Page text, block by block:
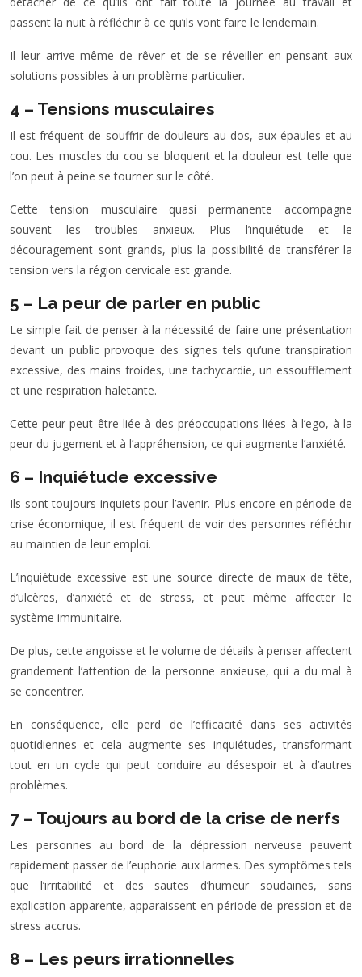
passent la nuit à réfléchir à ce qu’ils vont faire le lendemain.
Il leur arrive même de rêver et de se réveiller en pensant aux
solutions possibles à un problème particulier.
4 – Tensions musculaires
Il est fréquent de souffrir de douleurs au dos, aux épaules et au
cou. Les muscles du cou se bloquent et la douleur est telle que
l’on peut à peine se tourner sur le côté.
Cette tension musculaire quasi permanente accompagne
souvent les troubles anxieux. Plus l’inquiétude et le
découragement sont grands, plus la possibilité de transférer la
tension vers la région cervicale est grande.
5 – La peur de parler en public
Le simple fait de penser à la nécessité de faire une présentation
devant un public provoque des signes tels qu’une transpiration
excessive, des mains froides, une tachycardie, un essoufflement
et une respiration haletante.
Cette peur peut être liée à des préoccupations liées à l’ego, à la
peur du jugement et à l’appréhension, ce qui augmente l’anxiété.
6 – Inquiétude excessive
Ils sont toujours inquiets pour l’avenir. Plus encore en période de
crise économique, il est fréquent de voir des personnes réfléchir
au maintien de leur emploi.
L’inquiétude excessive est une source directe de maux de tête,
d’ulcères, d’anxiété et de stress, et peut même affecter le
système immunitaire.
De plus, cette angoisse et le volume de détails à penser affectent
grandement l’attention de la personne anxieuse, qui a du mal à
se concentrer.
En conséquence, elle perd de l’efficacité dans ses activités
quotidiennes et cela augmente ses inquiétudes, transformant
tout en un cycle qui peut conduire au désespoir et à d’autres
problèmes.
7 – Toujours au bord de la crise de nerfs
Les personnes au bord de la dépression nerveuse peuvent
rapidement passer de l’euphorie aux larmes. Des symptômes tels
que l’irritabilité et des sautes d’humeur soudaines, sans
explication apparente, apparaissent en période de pression et de
stress accrus.
8 – Les peurs irrationnelles